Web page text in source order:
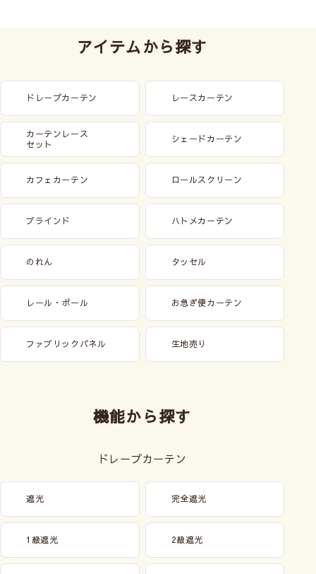
アイテムから探す
ドレープカーテン レースカーテン
カーテンレース
セット
シェードカーテン
カフェカーテン ロールスクリーン
ブラインド ハトメカーテン
のれん タッセル
レール・ポール お急ぎ便カーテン
ファブリックパネル 生地売り
機能から探す
ドレープカーテン
遮光 完全遮光
1級遮光 2級遮光